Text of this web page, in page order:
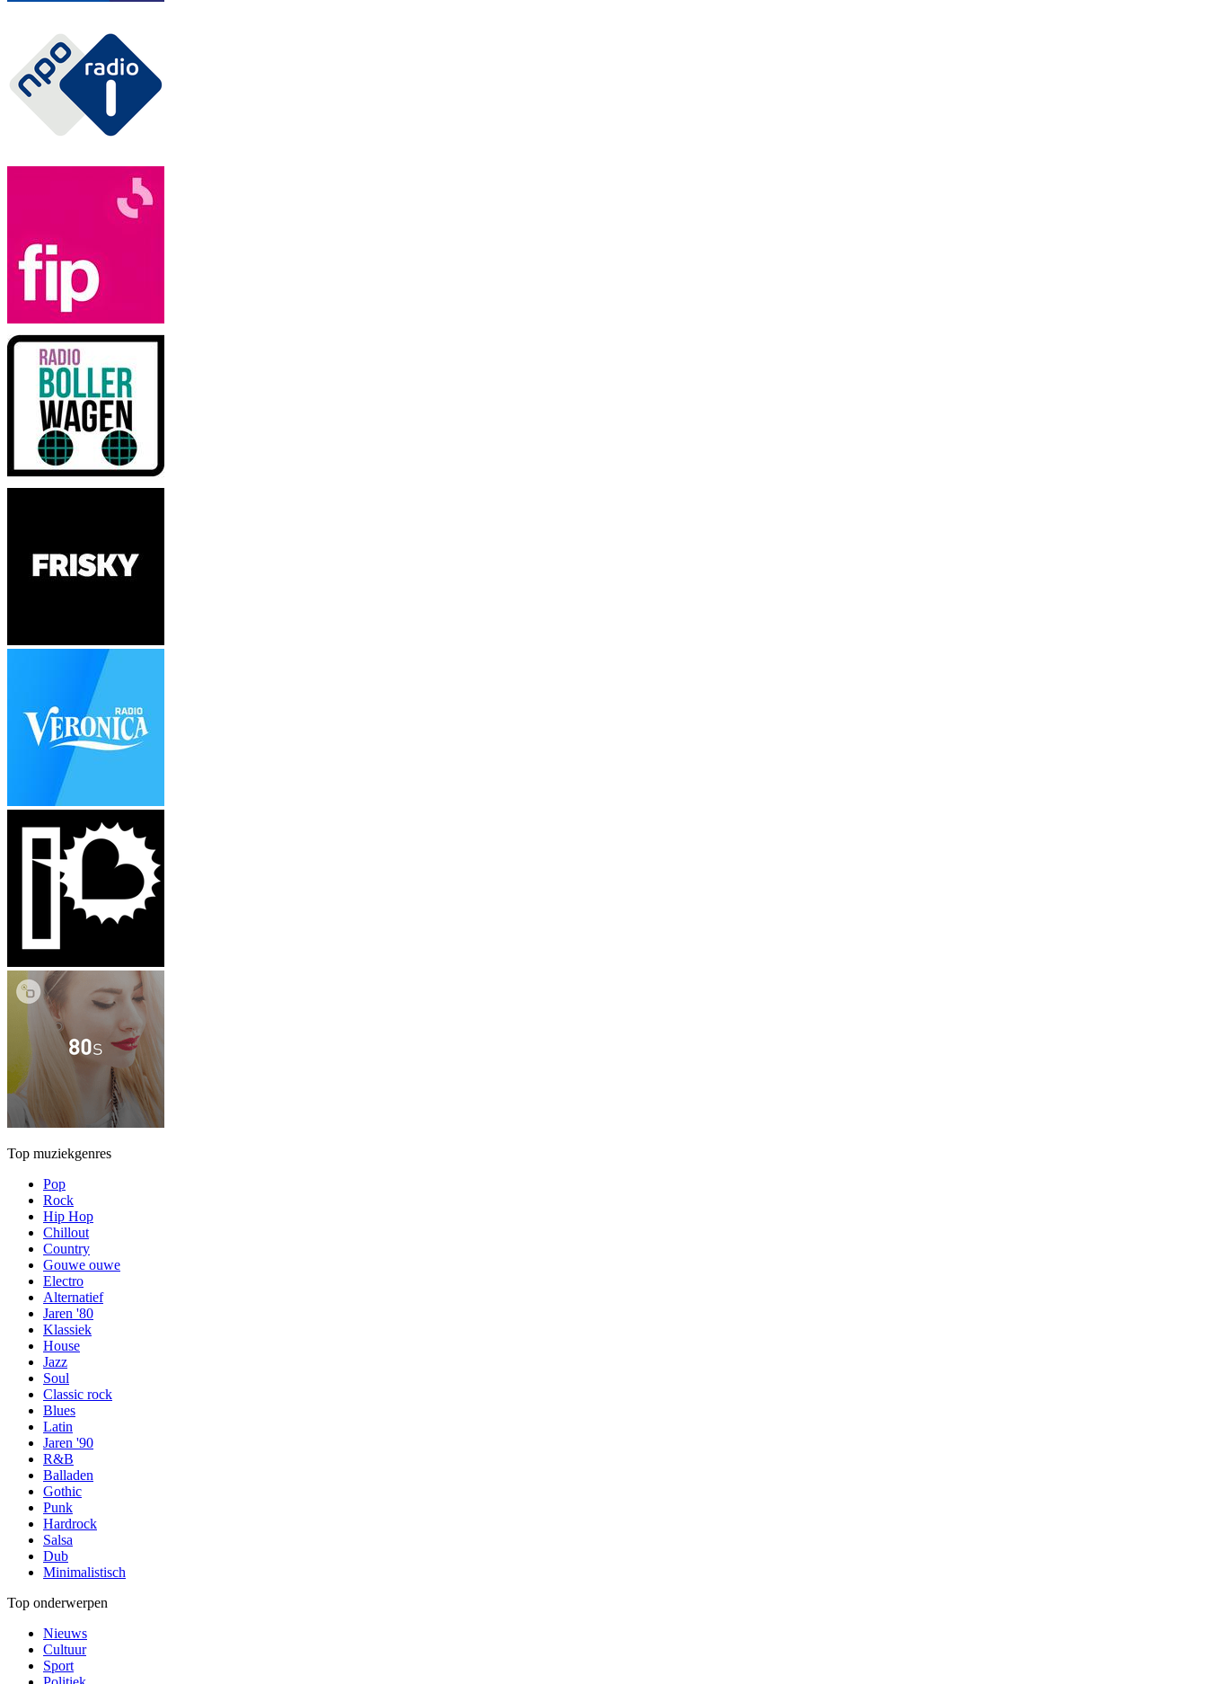
Top muziekgenres
Pop
Rock
Hip Hop
Chillout
Country
Gouwe ouwe
Electro
Alternatief
Jaren '80
Klassiek
House
Jazz
Soul
Classic rock
Blues
Latin
Jaren '90
R&B
Balladen
Gothic
Punk
Hardrock
Salsa
Dub
Minimalistisch
Top onderwerpen
Nieuws
Cultuur
Sport